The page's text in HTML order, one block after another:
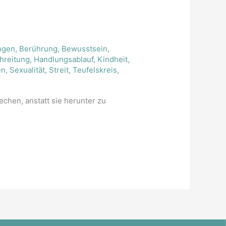
, Berührung, Bewusstsein,
, Handlungsablauf, Kindheit,
, Sexualität, Streit,Teufelskreis,
anstatt sie herunter zu